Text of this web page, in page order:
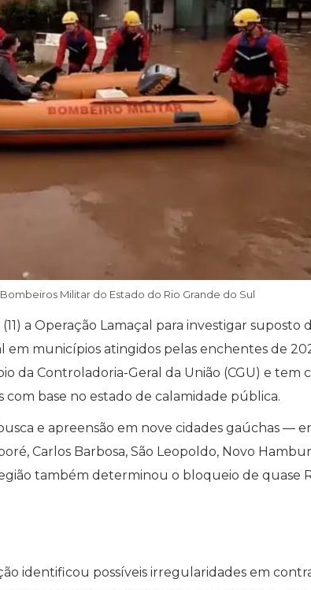
Militar do Estado do Rio Grande do Sul
a Operação Lamaçal para investigar suposto
em municípios atingidos pelas enchentes de
da Controladoria-Geral da União (CGU) e tem
com base no estado de calamidade pública.
e apreensão em nove cidades gaúchas —
Carlos Barbosa, São Leopoldo, Novo
também determinou o bloqueio de quase
identificou possíveis irregularidades em